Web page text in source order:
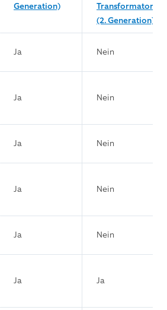
Generation)
Transformator
(2. Generation)
Ja Nein
Ja Nein
Ja Nein
Ja Nein
Ja Nein
Ja Ja